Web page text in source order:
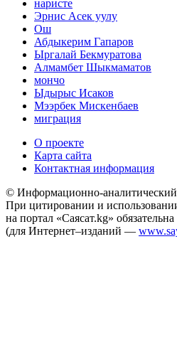
наристе
Эрнис Асек уулу
Ош
Абдыкерим Гапаров
Ыргалай Бекмуратова
Алмамбет Шыкмаматов
мончо
Ыдырыс Исаков
Мээрбек Мискенбаев
миграция
О проекте
Карта сайта
Контактная информация
© Информационно-аналитический
При цитировании и
на портал «Саясат.kg» обязательна
(для Интернет–изданий —